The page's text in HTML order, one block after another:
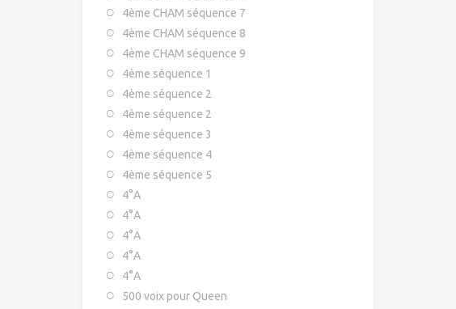
4ème CHAM séquence 7
4ème CHAM séquence 8
4ème CHAM séquence 9
4ème séquence 1
4ème séquence 2
4ème séquence 2
4ème séquence 3
4ème séquence 4
4ème séquence 5
4°A
4°A
4°A
4°A
4°A
500 voix pour Queen